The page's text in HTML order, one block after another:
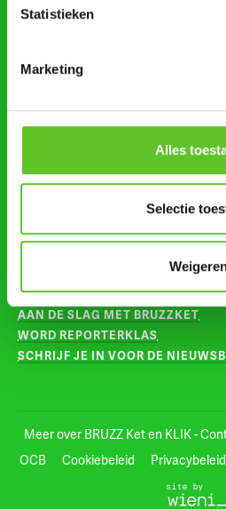
Statistieken
Marketing
Alles
Selectie
AGENDA
VOOR LEERKRACHTEN
AAN DE SLAG MET BRUZZKET
WORD REPORTERKLAS
SCHRIJF JE IN VOOR DE
Meer over BRUZZ Ket en KLIK -
OCB
Cookiebeleid Privacybeleid